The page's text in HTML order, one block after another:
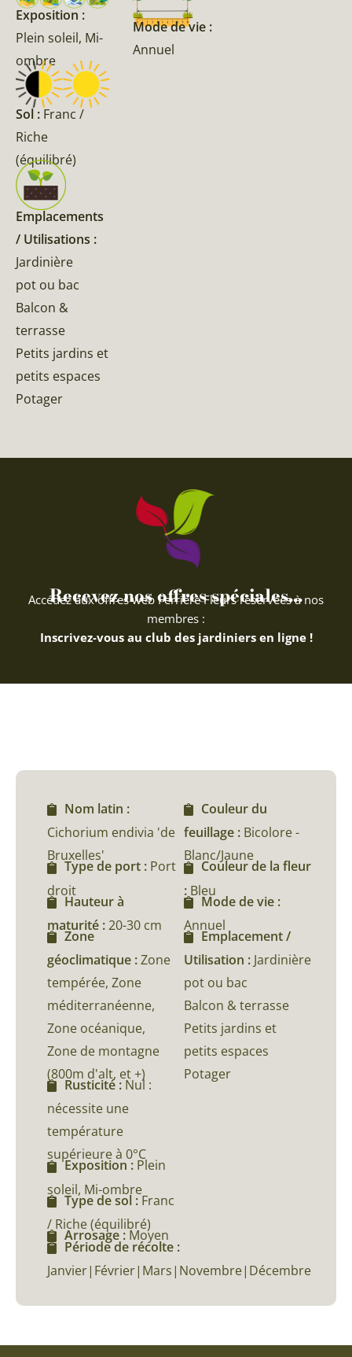
Exposition :
Plein soleil, Mi-
ombre
Sol : Franc /
Riche
(équilibré)
Emplacements
/ Utilisations :
Jardinière
pot ou bac
Balcon &
terrasse
Petits jardins et
petits espaces
Potager
Mode de vie :
Annuel
Recevez nos offres spéciales...
Accédez aux offres web Ferriere Fleurs réservées à nos
membres :
Inscrivez-vous au club des jardiniers en ligne !
Nom latin :
Cichorium endivia 'de
Bruxelles'
Type de port : Port
droit
Hauteur à
maturité :20-30 cm
Zone
géoclimatique :Zone
tempérée, Zone
méditerranéenne,
Zone océanique,
Zone de montagne
(800m d'alt, et +)
Rusticité : Nul :
nécessite une
température
supérieure à 0°C
Exposition : Plein
soleil, Mi-ombre
Type de sol :Franc
/ Riche (équilibré)
Arrosage : Moyen
Période de récolte :
Janvier|Février|Mars|Novembre|Décembre
Couleur du
feuillage : Bicolore -
Blanc/Jaune
Couleur de la fleur
: Bleu
Mode de vie :
Annuel
Emplacement /
Utilisation : Jardinière
pot ou bac
Balcon & terrasse
Petits jardins et
petits espaces
Potager